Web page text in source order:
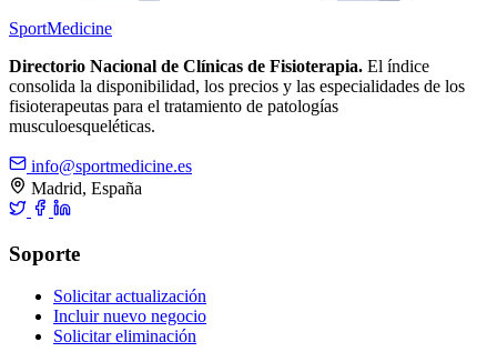
SportMedicine
Directorio Nacional de Clínicas de Fisioterapia. El índice
consolida la disponibilidad, los precios y las especialidades de los
fisioterapeutas para el tratamiento de patologías
musculoesqueléticas.
info@sportmedicine.es
Madrid, España
Soporte
Solicitar actualización
Incluir nuevo negocio
Solicitar eliminación